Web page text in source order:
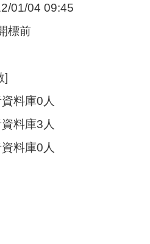
01/04 09:45
標前
]
料庫0人
料庫3人
料庫0人